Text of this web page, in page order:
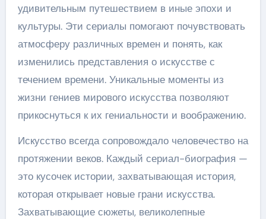
удивительным путешествием в иные эпохи и
культуры. Эти сериалы помогают почувствовать
атмосферу различных времен и понять, как
изменились представления о искусстве с
течением времени. Уникальные моменты из
жизни гениев мирового искусства позволяют
прикоснуться к их гениальности и воображению.
Искусство всегда сопровождало человечество на
протяжении веков. Каждый сериал-биография —
это кусочек истории, захватывающая история,
которая открывает новые грани искусства.
Захватывающие сюжеты, великолепные